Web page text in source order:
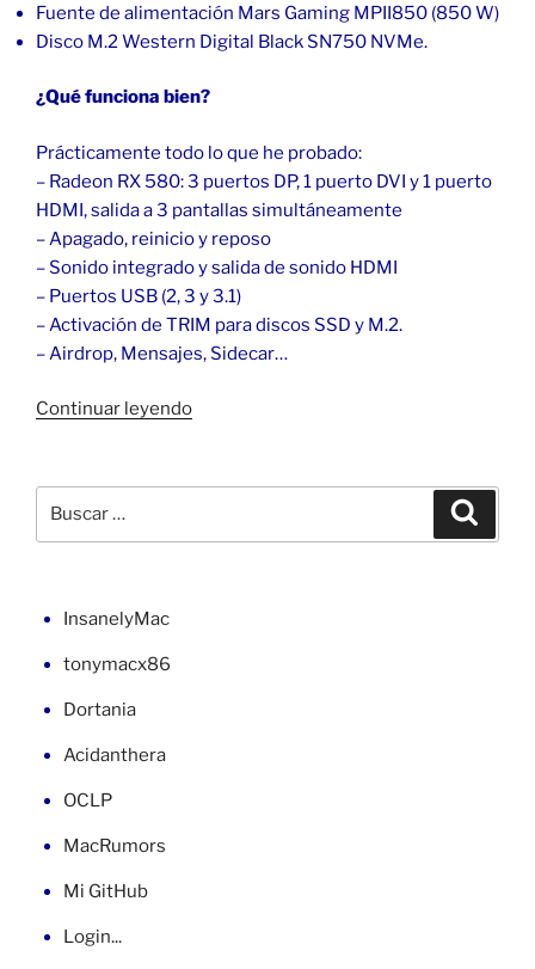
Fuente de alimentación Mars Gaming MPII850 (850 W)
Disco M.2 Western Digital Black SN750 NVMe.
¿Qué funciona bien?
Prácticamente todo lo que he probado:
– Radeon RX 580: 3 puertos DP, 1 puerto DVI y 1 puerto
HDMI, salida a 3 pantallas simultáneamente
– Apagado, reinicio y reposo
– Sonido integrado y salida de sonido HDMI
– Puertos USB (2, 3 y 3.1)
– Activación de TRIM para discos SSD y M.2.
– Airdrop, Mensajes, Sidecar…
Continuar leyendo«macOS
en
por:
InsanelyMac
tonymacx86
Dortania
Acidanthera
OCLP
MacRumors
Mi GitHub
Login...